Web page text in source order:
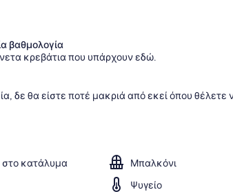
βαθμολογία
κρεβάτια που υπάρχουν εδώ.
δε θα είστε ποτέ μακριά από εκεί όπου θέλετε
στο κατάλυμα
Μπαλκόνι
Ψυγείο